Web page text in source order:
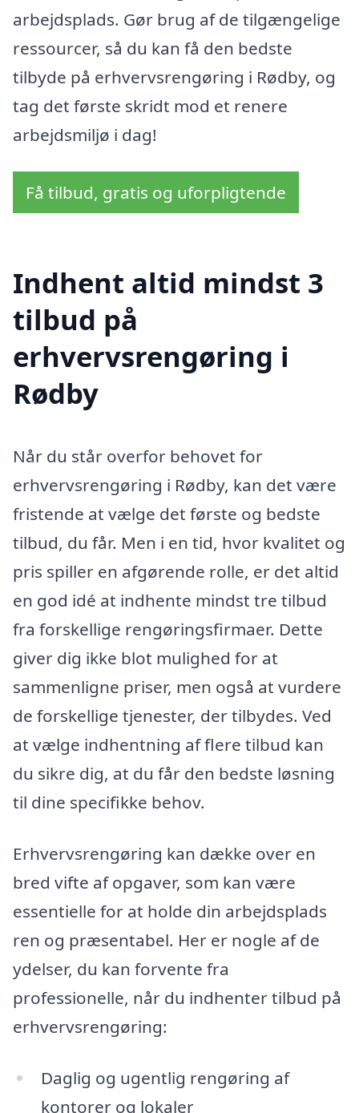
arbejdsplads. Gør brug af de tilgængelige
ressourcer, så du kan få den bedste
tilbyde på erhvervsrengøring i Rødby, og
tag det første skridt mod et renere
arbejdsmiljø i dag!
Få tilbud, gratis og uforpligtende
Indhent altid mindst 3
tilbud på
erhvervsrengøring i
Rødby
Når du står overfor behovet for
erhvervsrengøring i Rødby, kan det være
fristende at vælge det første og bedste
tilbud, du får. Men i en tid, hvor kvalitet og
pris spiller en afgørende rolle, er det altid
en god idé at indhente mindst tre tilbud
fra forskellige rengøringsfirmaer. Dette
giver dig ikke blot mulighed for at
sammenligne priser, men også at vurdere
de forskellige tjenester, der tilbydes. Ved
at vælge indhentning af flere tilbud kan
du sikre dig, at du får den bedste løsning
til dine specifikke behov.
Erhvervsrengøring kan dække over en
bred vifte af opgaver, som kan være
essentielle for at holde din arbejdsplads
ren og præsentabel. Her er nogle af de
ydelser, du kan forvente fra
professionelle, når du indhenter tilbud på
erhvervsrengøring:
Daglig og ugentlig rengøring af
kontorer og lokaler